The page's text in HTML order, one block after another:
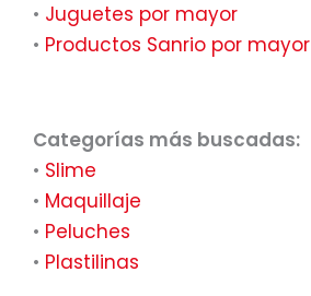
• Juguetes por mayor
• Productos Sanrio por mayor
Categorías más buscadas:
• Slime
• Maquillaje
• Peluches
• Plastilinas